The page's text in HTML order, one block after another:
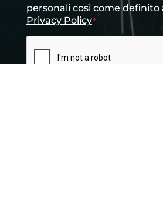
personali così come
Privacy Policy*